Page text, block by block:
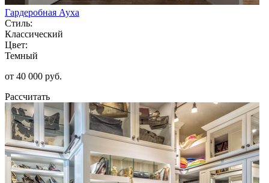
Гардеробная Ауха
Стиль:
Классический
Цвет:
Темный
от 40 000 руб.
Рассчитать